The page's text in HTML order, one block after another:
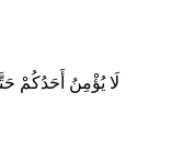
لَا يُؤْمِنُ أَحَدُكُمْ